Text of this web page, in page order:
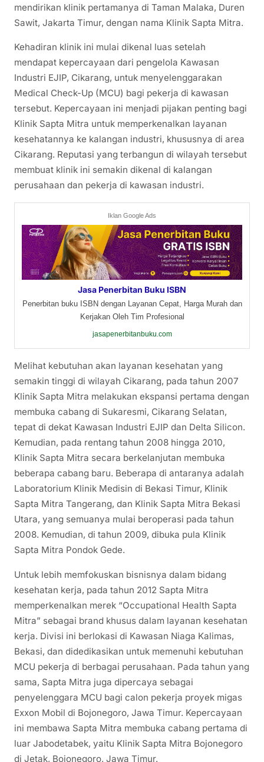
mendirikan klinik pertamanya di Taman Malaka, Duren
Sawit, Jakarta Timur, dengan nama Klinik Sapta Mitra.
Kehadiran klinik ini mulai dikenal luas setelah
mendapat kepercayaan dari pengelola Kawasan
Industri EJIP, Cikarang, untuk menyelenggarakan
Medical Check-Up (MCU) bagi pekerja di kawasan
tersebut. Kepercayaan ini menjadi pijakan penting bagi
Klinik Sapta Mitra untuk memperkenalkan layanan
kesehatannya ke kalangan industri, khususnya di area
Cikarang. Reputasi yang terbangun di wilayah tersebut
membuat klinik ini semakin dikenal di kalangan
perusahaan dan pekerja di kawasan industri.
Iklan Google Ads
Jasa Penerbitan Buku ISBN
Penerbitan buku ISBN dengan Layanan Cepat, Harga Murah dan
Kerjakan Oleh Tim Profesional
jasapenerbitanbuku.com
Melihat kebutuhan akan layanan kesehatan yang
semakin tinggi di wilayah Cikarang, pada tahun 2007
Klinik Sapta Mitra melakukan ekspansi pertama dengan
membuka cabang di Sukaresmi, Cikarang Selatan,
tepat di dekat Kawasan Industri EJIP dan Delta Silicon.
Kemudian, pada rentang tahun 2008 hingga 2010,
Klinik Sapta Mitra secara berkelanjutan membuka
beberapa cabang baru. Beberapa di antaranya adalah
Laboratorium Klinik Medisin di Bekasi Timur, Klinik
Sapta Mitra Tangerang, dan Klinik Sapta Mitra Bekasi
Utara, yang semuanya mulai beroperasi pada tahun
2008. Kemudian, di tahun 2009, dibuka pula Klinik
Sapta Mitra Pondok Gede.
Untuk lebih memfokuskan bisnisnya dalam bidang
kesehatan kerja, pada tahun 2012 Sapta Mitra
memperkenalkan merek “Occupational Health Sapta
Mitra” sebagai brand khusus dalam layanan kesehatan
kerja. Divisi ini berlokasi di Kawasan Niaga Kalimas,
Bekasi, dan didedikasikan untuk memenuhi kebutuhan
MCU pekerja di berbagai perusahaan. Pada tahun yang
sama, Sapta Mitra juga dipercaya sebagai
penyelenggara MCU bagi calon pekerja proyek migas
Exxon Mobil di Bojonegoro, Jawa Timur. Kepercayaan
ini membawa Sapta Mitra membuka cabang pertama di
luar Jabodetabek, yaitu Klinik Sapta Mitra Bojonegoro
di Jetak, Bojonegoro, Jawa Timur.